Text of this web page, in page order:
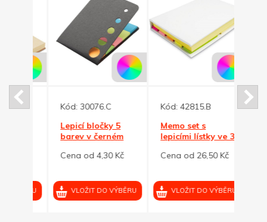
Kód:30076.C
Lepicí bločky 5
barev v černém
Cena od 4,30 Kč
VLOŽIT DO VÝBĚRU
Kód:42815.B
Memo set s
lepicími lístky ve 3
Cena od 26,50 Kč
VLOŽIT DO VÝBĚRU
Kód: